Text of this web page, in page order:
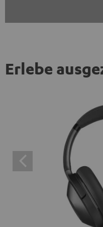
Erlebe